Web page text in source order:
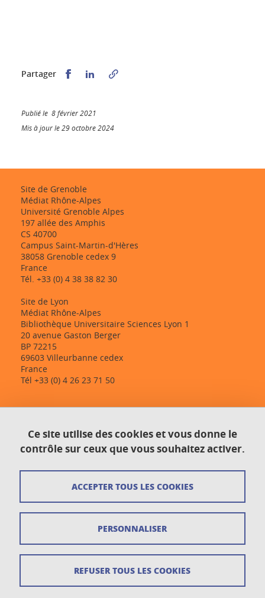
Partager Partager sur Facebook
Partager sur LinkedIn
Publié le 8 février 2021
Mis à jour le 29 octobre 2024
Site de Grenoble
Médiat Rhône-Alpes
Université Grenoble Alpes
197 allée des Amphis
CS 40700
Campus Saint-Martin-d'Hères
38058 Grenoble cedex 9
France
Tél. +33 (0) 4 38 38 82 30
Site de Lyon
Médiat Rhône-Alpes
Bibliothèque Universitaire Sciences Lyon 1
20 avenue Gaston Berger
BP 72215
69603 Villeurbanne cedex
France
Tél +33 (0) 4 26 23 71 50
Plan du site
Crédits
Mentions légales
Données personnelles
Accessibilité : non conforme
Ce site utilise des cookies et vous donne le
contrôle sur ceux que vous souhaitez activer.
ACCEPTER TOUS LES COOKIES
REFUSER TOUS LES COOKIES
PERSONNALISER